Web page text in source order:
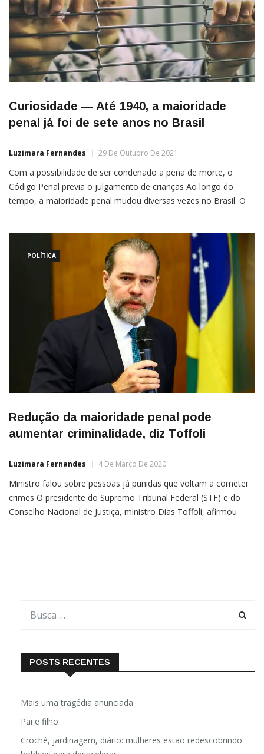
Curiosidade — Até 1940, a maioridade
penal já foi de sete anos no Brasil
Luzimara Fernandes 29 De Outubro De 2021
Com a possibilidade de ser condenado a pena de morte, o
Código Penal previa o julgamento de crianças Ao longo do
tempo, a maioridade penal mudou diversas vezes no Brasil. O
POLÍTICA
Redução da maioridade penal pode
aumentar criminalidade, diz Toffoli
Luzimara Fernandes 4 De Março De 2020
Ministro falou sobre pessoas já punidas que voltam a cometer
crimes O presidente do Supremo Tribunal Federal (STF) e do
Conselho Nacional de Justiça, ministro Dias Toffoli, afirmou
POSTS RECENTES
Mais uma tragédia anunciada
Pai e filho
Crochê, jardinagem, diário: mulheres estão redescobrindo